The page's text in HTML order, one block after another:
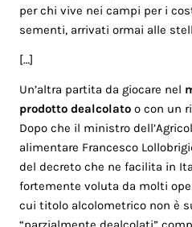
per chi vive nei campi per i
sementi, arrivati ormai alle
[…]
Un’altra partita da giocare nel
prodottodealcolato o con un
Dopo che il ministro
alimentare Francesco
del decreto che ne facilita in
fortemente voluta da molti
cui titolo alcolometrico non è